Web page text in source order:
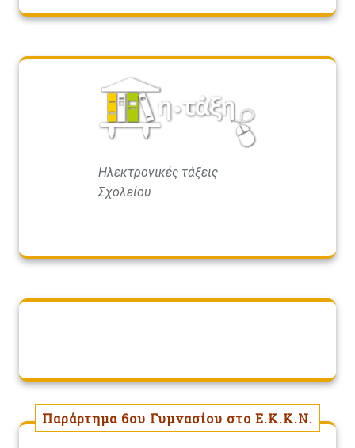
Ηλεκτρονικές τάξεις
Σχολείου
Παράρτημα 6ου Γυμνασίου στο Ε.Κ.Κ.Ν.